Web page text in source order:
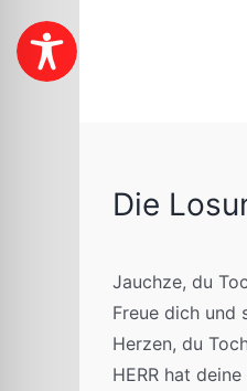
Die
Jauchze, du
Freue dich und
Herzen, du
HERR hat